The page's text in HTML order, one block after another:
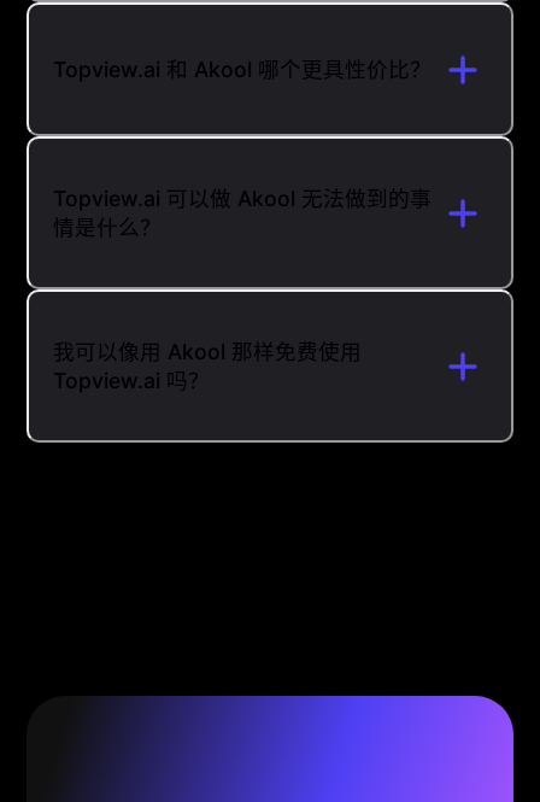
Topview.ai 和 Akool 哪个更具性价比？
Topview.ai 可以做 Akool 无法做到的事
情是什么？
我可以像用 Akool 那样免费使用
Topview.ai 吗？